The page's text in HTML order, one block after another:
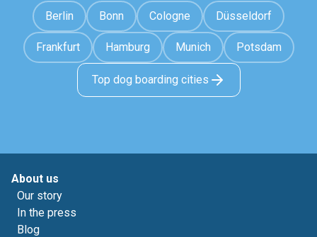
Berlin Bonn Cologne Düsseldorf
Frankfurt Hamburg Munich Potsdam
Top dog boarding cities
About us
Our story
In the press
Blog